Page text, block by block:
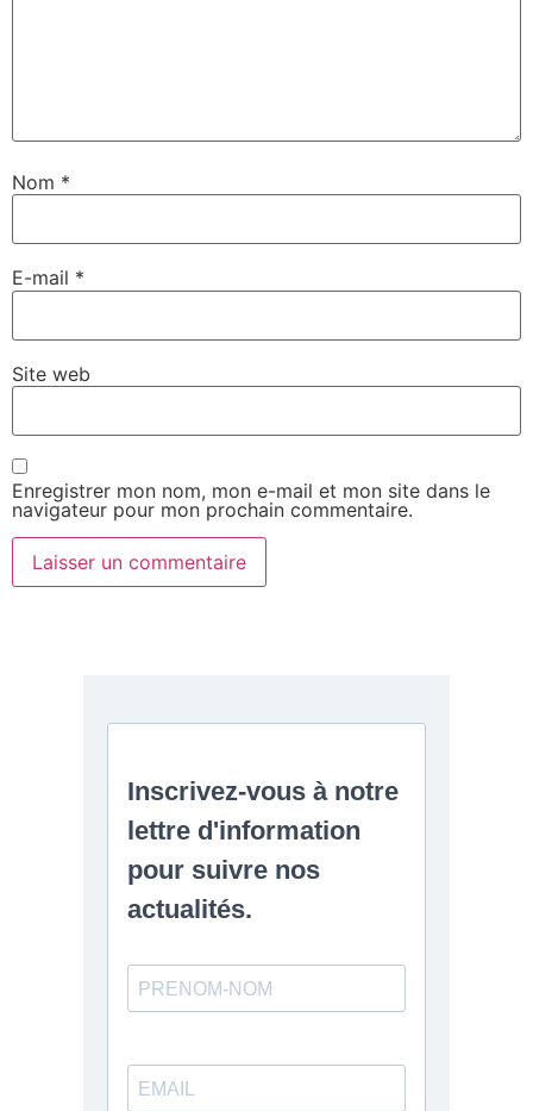
Nom *
E-mail *
Site web
Enregistrer mon nom, mon e-mail et mon site dans le
navigateur pour mon prochain commentaire.